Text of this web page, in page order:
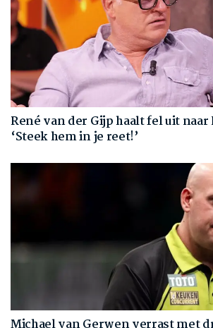
René van der Gijp haalt fel uit naar
‘Steek hem in je reet!’